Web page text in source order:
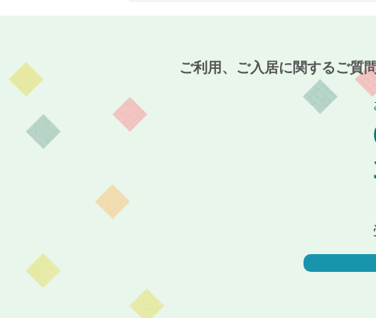
ご利用、ご入居に関するご質